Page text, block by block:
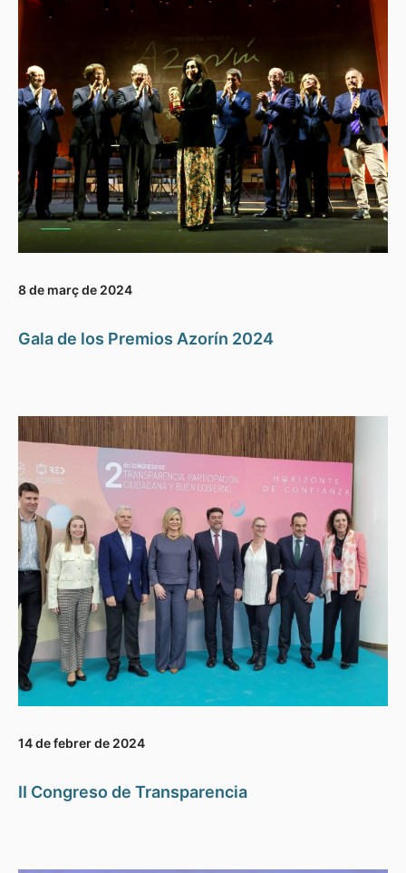
8 de març de 2024
Gala de los Premios Azorín 2024
14 de febrer de 2024
II Congreso de Transparencia